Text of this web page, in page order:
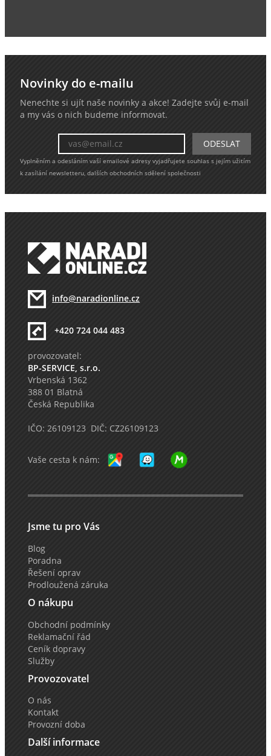
Novinky do e-mailu
Nenechte si ujít naše novinky a akce! Zadejte svůj e-mail
a my vás o nich budeme informovat.
Vyplněním a odesláním vaší emailové adresy vyjadřujete souhlas s jejím užitím
k zasílání newsletteru, dalších obchodních sdělení společnosti
info@naradionline.cz
+420 724 044 483
provozovatel:
BP-SERVICE, s.r.o.
Vrbenská 1362
388 01 Blatná
Česká Republika
IČO: 26109123 DIČ: CZ26109123
Vaše cesta k nám:
Jsme tu pro Vás
Blog
Poradna
Řešení oprav
Prodloužená záruka
O nákupu
Obchodní podmínky
Reklamační řád
Ceník dopravy
Služby
Provozovatel
O nás
Kontakt
Provozní doba
Další informace